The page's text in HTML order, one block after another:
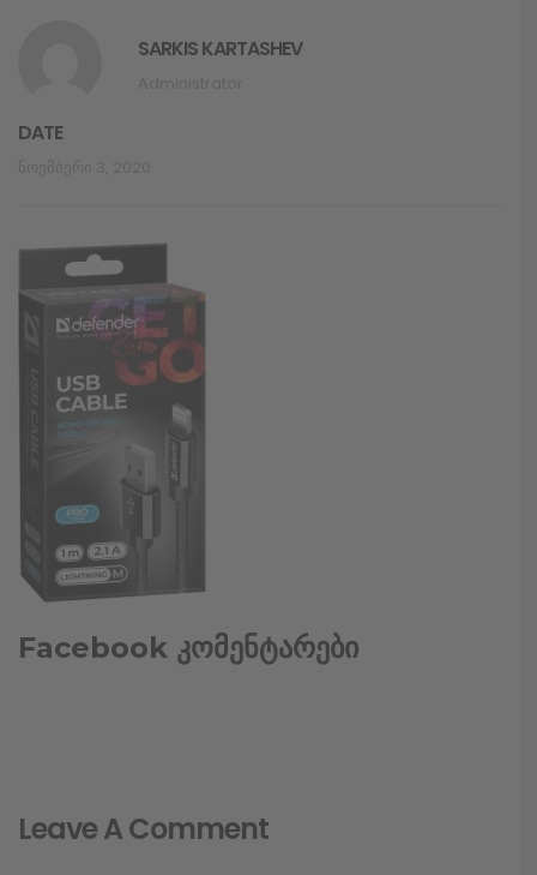
SARKIS KARTASHEV
DATE
Facebook კომენტარები
Leave A Comment